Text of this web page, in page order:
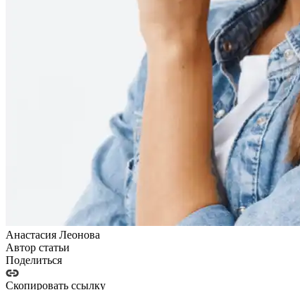
Анастасия Леонова
Автор статьи
Поделиться
Скопировать ссылку